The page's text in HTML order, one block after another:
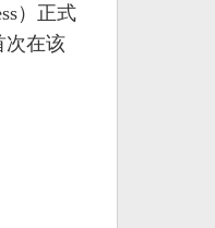
）正式
次在该